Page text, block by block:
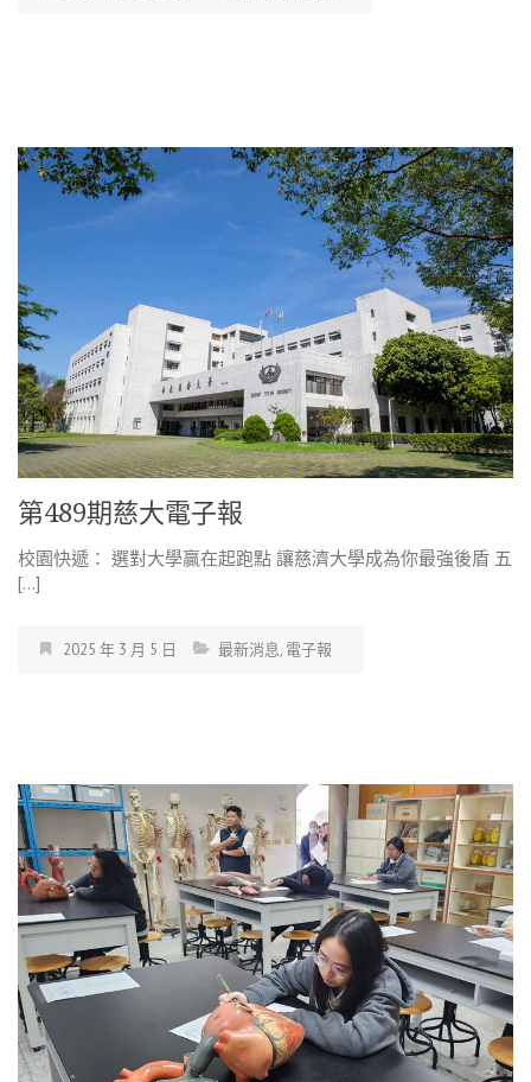
第489期慈大電子報
校園快遞： 選對大學贏在起跑點 讓慈濟大學成為你最強後盾 五
[…]
2025 年 3 月 5 日 最新消息, 電子報